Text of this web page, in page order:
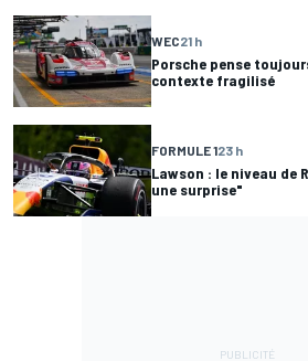
WEC21 h
Porsche pense
contexte fragilisé
FORMULE 123 h
Lawson : le niveau de
une surprise"